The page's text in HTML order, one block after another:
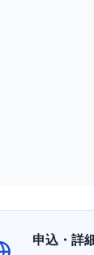
申込・詳